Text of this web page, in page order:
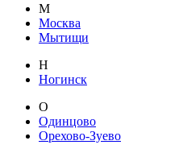
М
Москва
Мытищи
Н
Ногинск
О
Одинцово
Орехово-Зуево